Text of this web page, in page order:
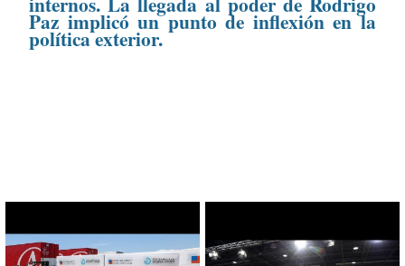
Paz implicó un punto de inflexión en la
política exterior.